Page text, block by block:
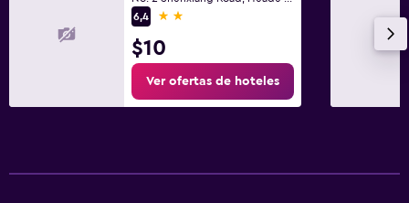
6,4
2 estrellas
$10
Ver ofertas de hoteles